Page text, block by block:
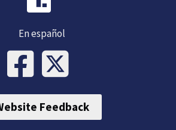
En español
Feedback